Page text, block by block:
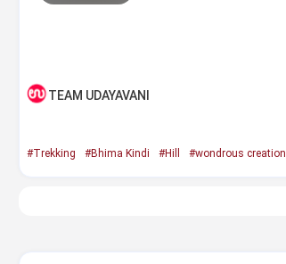
TEAM UDAYAVANI
#Trekking #Bhima Kindi #Hill #wondrous creation